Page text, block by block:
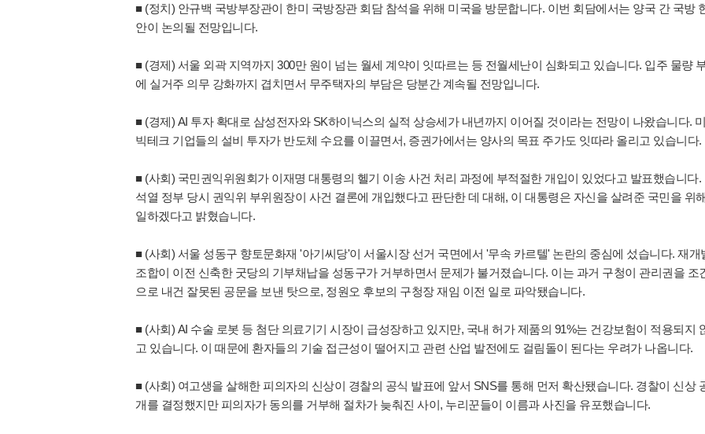
■ (정치) 안규백 국방부장관이 한미 국방장관 회담 참석을 위해 미국을 방문합니다. 이번 회담에서는 양국 간 국방
안이 논의될 전망입니다.
■ (경제) 서울 외곽 지역까지 300만 원이 넘는 월세 계약이 잇따르는 등 전월세난이 심화되고 있습니다. 입주 물량
에 실거주 의무 강화까지 겹치면서 무주택자의 부담은 당분간 계속될 전망입니다.
■ (경제) AI 투자 확대로 삼성전자와 SK하이닉스의 실적 상승세가 내년까지 이어질 것이라는 전망이 나왔습니다.
빅테크 기업들의 설비 투자가 반도체 수요를 이끌면서, 증권가에서는 양사의 목표 주가도 잇따라 올리고 있습니다.
■ (사회) 국민권익위원회가 이재명 대통령의 헬기 이송 사건 처리 과정에 부적절한 개입이 있었다고 발표했습니다.
석열 정부 당시 권익위 부위원장이 사건 결론에 개입했다고 판단한 데 대해, 이 대통령은 자신을 살려준 국민을 위
일하겠다고 밝혔습니다.
■ (사회) 서울 성동구 향토문화재 '아기씨당'이 서울시장 선거 국면에서 '무속 카르텔' 논란의 중심에 섰습니다. 재개
조합이 이전 신축한 굿당의 기부채납을 성동구가 거부하면서 문제가 불거졌습니다. 이는 과거 구청이 관리권을 조
으로 내건 잘못된 공문을 보낸 탓으로, 정원오 후보의 구청장 재임 이전 일로 파악됐습니다.
■ (사회) AI 수술 로봇 등 첨단 의료기기 시장이 급성장하고 있지만, 국내 허가 제품의 91%는 건강보험이 적용되지
고 있습니다. 이 때문에 환자들의 기술 접근성이 떨어지고 관련 산업 발전에도 걸림돌이 된다는 우려가 나옵니다.
■ (사회) 여고생을 살해한 피의자의 신상이 경찰의 공식 발표에 앞서 SNS를 통해 먼저 확산됐습니다. 경찰이 신상
개를 결정했지만 피의자가 동의를 거부해 절차가 늦춰진 사이, 누리꾼들이 이름과 사진을 유포했습니다.